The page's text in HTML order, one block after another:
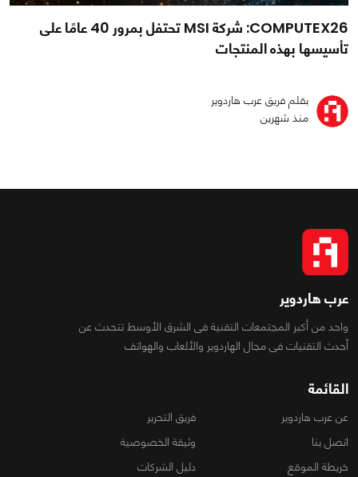
COMPUTEX26: شركة MSI تحتفل بمرور 40 عامًا على
تأسيسها بهذه المنتجات
بقلم فريق عرب هاردوير
منذ شهرين
عرب هاردوير
واحد من أكبر المجتمعات التقنية فى الشرق الأوسط تتحدث عن
أحدث التقنيات فى مجال الهاردوير والألعاب والهواتف
القائمة
عن عرب هاردوير
فريق التحرير
اتصل بنا
وثيقة الخصوصية
خريطة الموقع
دليل الشركات